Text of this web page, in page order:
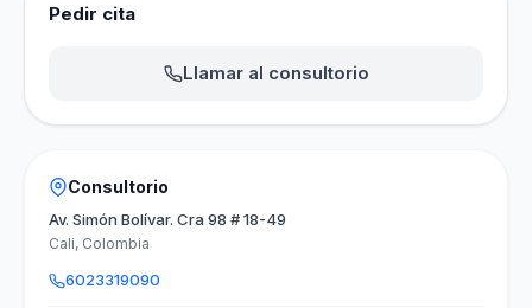
Pedir cita
Llamar al consultorio
Consultorio
Av. Simón Bolívar. Cra 98 # 18-49
Cali, Colombia
6023319090